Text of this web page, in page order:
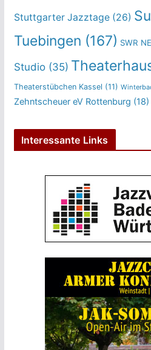
Stuttgarter Jazztage(26)
Tuebingen (167) SWR
Studio(35)
Theaterstübchen Kassel (11)
Zehntscheuer eV Rottenburg (18)
Interessante Links